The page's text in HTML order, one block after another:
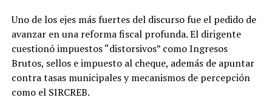
Uno de los ejes más fuertes del discurso fue el pedido de
avanzar en una reforma fiscal profunda. El dirigente
cuestionó impuestos “distorsivos” como Ingresos
Brutos, sellos e impuesto al cheque, además de apuntar
contra tasas municipales y mecanismos de percepción
como el SIRCREB.